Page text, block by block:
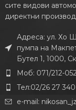
сите видови
директни
Адреса: ул. Хо
пумпа на
Бутел 1, 1000,
Моб: 071/212-
Тел:02/26 27 340
e-mail: